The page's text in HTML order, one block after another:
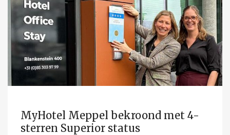
MyHotel Meppel bekroond met 4-
sterren Superior status